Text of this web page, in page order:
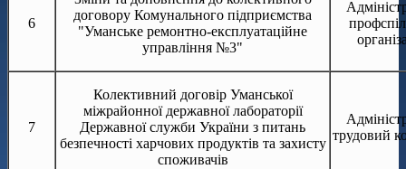
6
договору Комунального підприємства
"Уманське ремонтно-експлуатаційне
управління №3"
7
Колективний договір Уманської
міжрайонної державної лабораторії
Державної служби України з питань
безпечності харчових продуктів та захисту
споживачів
трудовий